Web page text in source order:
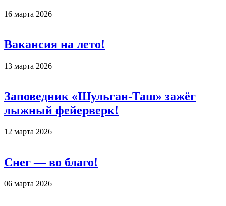
16 марта 2026
Вакансия на лето!
13 марта 2026
Заповедник «Шульган-Таш» зажёг
лыжный фейерверк!
12 марта 2026
Снег — во благо!
06 марта 2026